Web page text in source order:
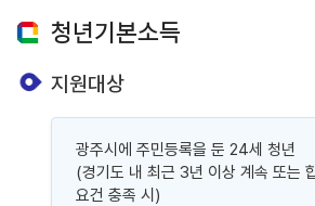
청년기본소득
지원대상
광주시에 주민등록을 둔 24세 청년
(경기도 내 최근 3년 이상 계속 또는
요건 충족 시)